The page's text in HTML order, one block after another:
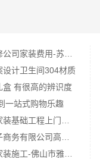
设计卫生间304材质
盒 有很高的辨识度
一站式购物乐趣